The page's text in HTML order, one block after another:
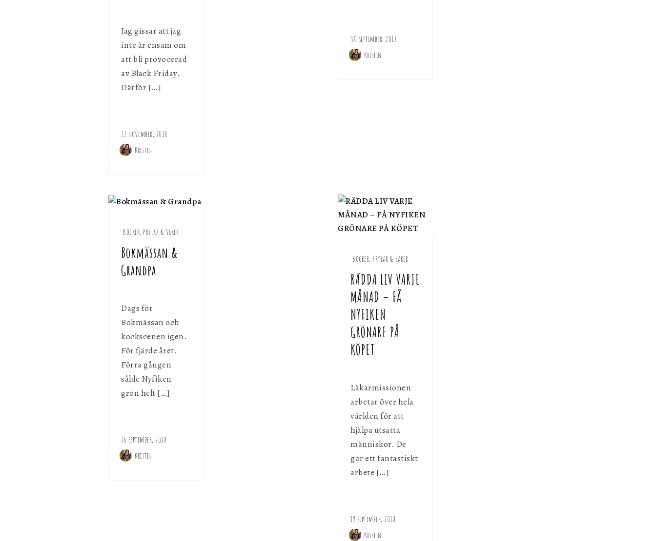
Jag gissar att jag
inte är ensam om
att bli provocerad
av Black Friday.
Därför […]
22 november, 2018
Kristin
30 september, 2018
Kristin
Böcker, Prylar & Saker
Bokmässan &
Grandpa
Dags för
Bokmässan och
kockscenen igen.
För fjärde året.
Förra gången
sålde Nyfiken
grön helt […]
26 september, 2018
Kristin
Böcker, Prylar & Saker
RÄDDA LIV VARJE
MÅNAD – FÅ
NYFIKEN
GRÖNARE PÅ
KÖPET
Läkarmissionen
arbetar över hela
världen för att
hjälpa utsatta
människor. De
gör ett fantastiskt
arbete […]
19 september, 2018
Kristin